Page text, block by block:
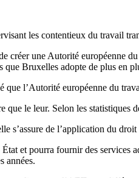
les contentieux du travail
créer une Autorité européenne
Bruxelles adopte de plus en
l’Autorité européenne du
le leur. Selon les
s’assure de l’application du
et pourra fournir des
années.